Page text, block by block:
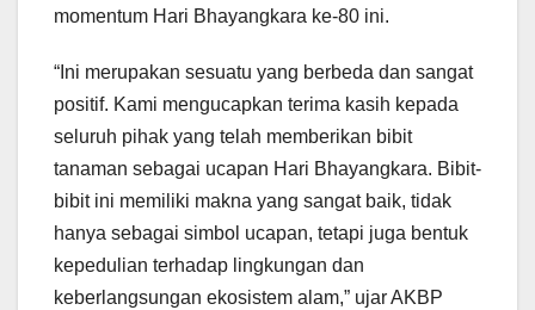
momentum Hari Bhayangkara ke-80 ini.
“Ini merupakan sesuatu yang berbeda dan sangat
positif. Kami mengucapkan terima kasih kepada
seluruh pihak yang telah memberikan bibit
tanaman sebagai ucapan Hari Bhayangkara. Bibit-
bibit ini memiliki makna yang sangat baik, tidak
hanya sebagai simbol ucapan, tetapi juga bentuk
kepedulian terhadap lingkungan dan
keberlangsungan ekosistem alam,” ujar AKBP